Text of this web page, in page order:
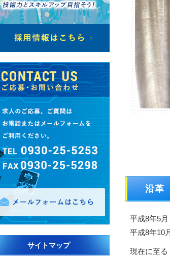
サイトマップ
沿革
平成8年5
平成8年10
現在に至る